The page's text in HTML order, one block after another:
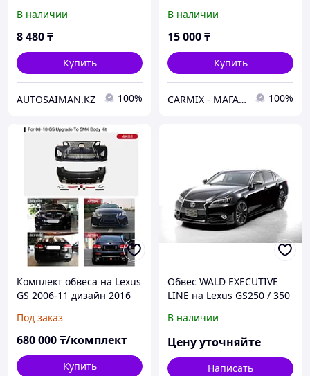
В наличии
8 480₸
Купить
AUTOSAIMAN.KZ 100%
GRS190 3GRFSE, LS460
USF40, FEBEST, GERMANY
В наличии
15 000₸
Купить
СARMIX - МАГАЗИН АВТОЗАПЧАСТЕЙ В НУР-СУЛТАНЕ (АСТАНА) 100%
Комплект обвеса на Lexus
GS 2006-11 дизайн 2016
Под заказ
680 000₸/комплект
Купить
Обвес WALD EXECUTIVE
LINE на Lexus GS250 / 350
В наличии
Цену уточняйте
Написать